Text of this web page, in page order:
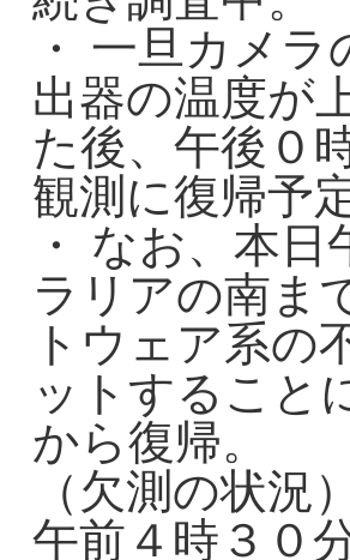
・ 一旦カメ
出器の温度が
た後、午後０
観測に復帰予定
・ なお、本
ラリアの南ま
トウェア系の
ットすること
から復帰。
（欠測の状況）
午前４時３０